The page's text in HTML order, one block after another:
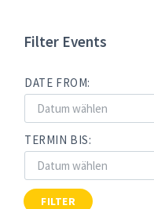
Filter Events
DATE FROM:
TERMIN BIS:
FILTER